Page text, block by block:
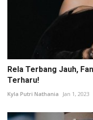
Rela Terbang Jauh,
Terharu!
Kyla Putri Nathania Jan 1, 2023